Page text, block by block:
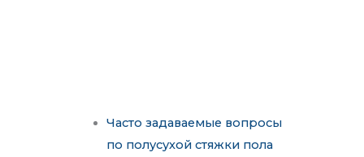
Часто задаваемые вопросы
по полусухой стяжки пола